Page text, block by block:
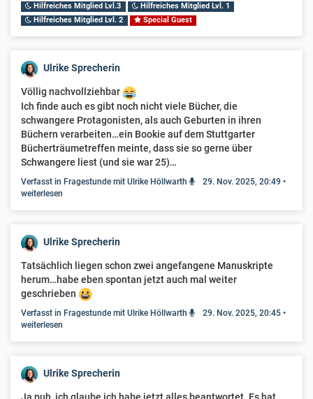
Hilfreiches Mitglied Lvl.3
Hilfreiches Mitglied Lvl. 1
Hilfreiches Mitglied Lvl. 2
Special Guest
Ulrike Sprecherin
Völlig nachvollziehbar
Ich finde auch es gibt noch nicht viele Bücher, die
schwangere Protagonisten, als auch Geburten in ihren
Büchern verarbeiten…ein Bookie auf dem Stuttgarter
Bücherträumetreffen meinte, dass sie so gerne über
Schwangere liest (und sie war 25)…
Verfasst in Fragestunde mit Ulrike Höllwarth 29. Nov. 2025, 20:49 •
weiterlesen
Ulrike Sprecherin
Tatsächlich liegen schon zwei angefangene Manuskripte
herum…habe eben spontan jetzt auch mal weiter
geschrieben
Verfasst in Fragestunde mit Ulrike Höllwarth 29. Nov. 2025, 20:45 •
weiterlesen
Ulrike Sprecherin